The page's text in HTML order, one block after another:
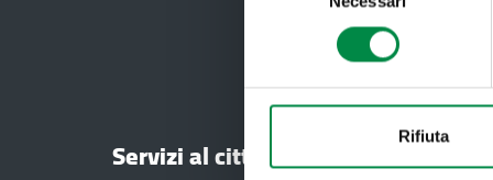
Rifiuta
Servizi al cittadino